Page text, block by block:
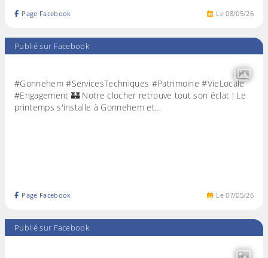
Le08/05/26
Page Facebook
Publié sur Facebook
#Gonnehem #ServicesTechniques #Patrimoine #VieLocale
#Engagement 🏰 Notre clocher retrouve tout son éclat ! Le
printemps s'installe à Gonnehem et…
Le07/05/26
Page Facebook
Publié sur Facebook